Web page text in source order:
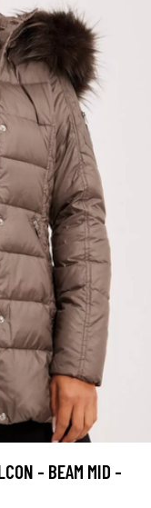
- BEAM MID -